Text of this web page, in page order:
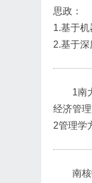
思政：
1.基于
2.基于
1南
经济管
2管理学
南